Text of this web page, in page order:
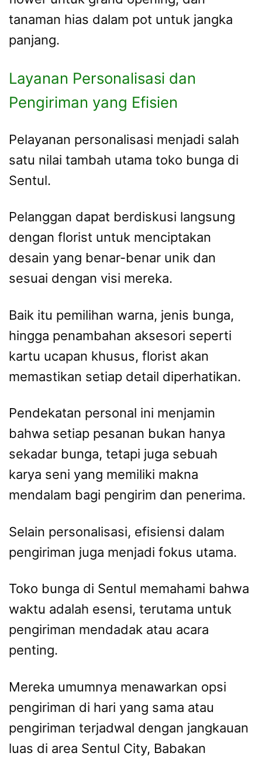
tanaman hias dalam pot untuk jangka
panjang.
Layanan Personalisasi dan
Pengiriman yang Efisien
Pelayanan personalisasi menjadi salah
satu nilai tambah utama toko bunga di
Sentul.
Pelanggan dapat berdiskusi langsung
dengan florist untuk menciptakan
desain yang benar-benar unik dan
sesuai dengan visi mereka.
Baik itu pemilihan warna, jenis bunga,
hingga penambahan aksesori seperti
kartu ucapan khusus, florist akan
memastikan setiap detail diperhatikan.
Pendekatan personal ini menjamin
bahwa setiap pesanan bukan hanya
sekadar bunga, tetapi juga sebuah
karya seni yang memiliki makna
mendalam bagi pengirim dan penerima.
Selain personalisasi, efisiensi dalam
pengiriman juga menjadi fokus utama.
Toko bunga di Sentul memahami bahwa
waktu adalah esensi, terutama untuk
pengiriman mendadak atau acara
penting.
Mereka umumnya menawarkan opsi
pengiriman di hari yang sama atau
pengiriman terjadwal dengan jangkauan
luas di area Sentul City, Babakan